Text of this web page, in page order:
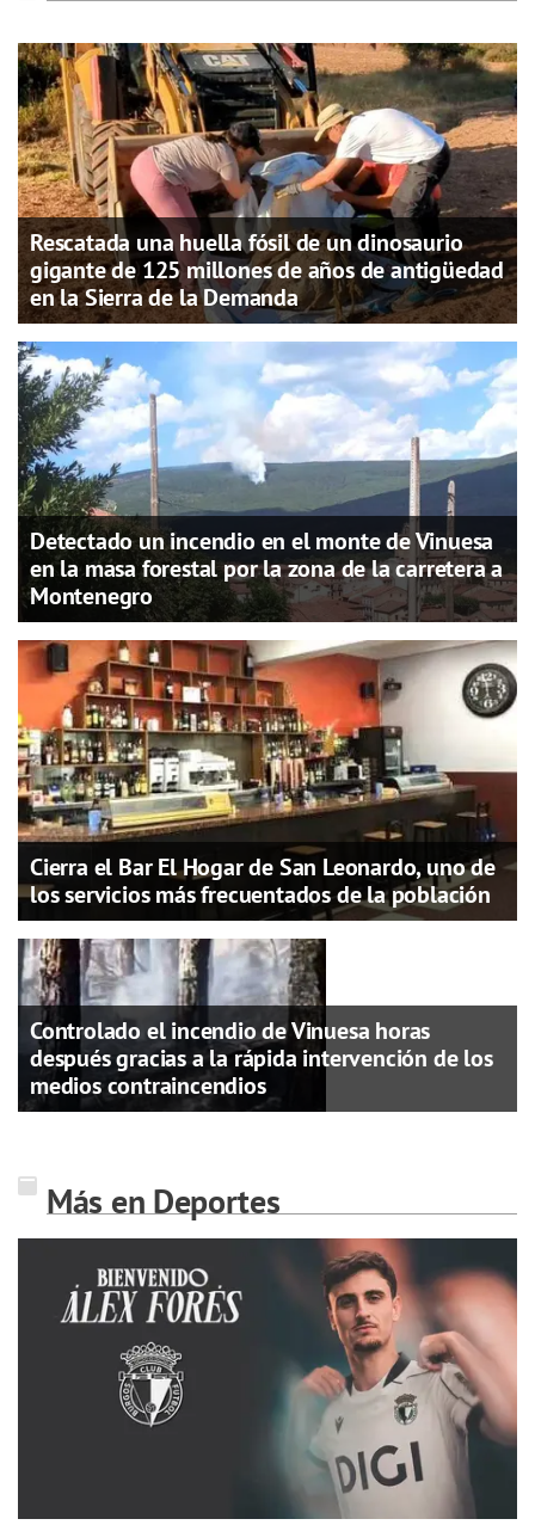
Rescatada una huella fósil de un dinosaurio
gigante de 125 millones de años de antigüedad
en la Sierra de la Demanda
Detectado un incendio en el monte de Vinuesa
en la masa forestal por la zona de la carretera a
Montenegro
Cierra el Bar El Hogar de San Leonardo, uno de
los servicios más frecuentados de la población
Controlado el incendio de Vinuesa horas
después gracias a la rápida intervención de los
medios contraincendios
Más en Deportes